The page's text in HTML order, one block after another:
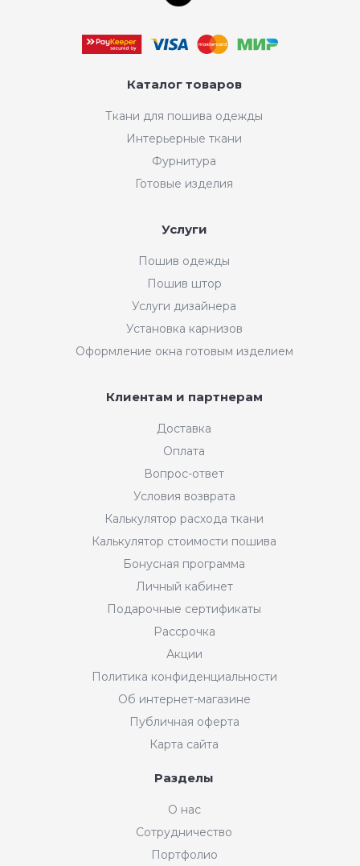
Каталог товаров
Ткани для пошива одежды
Интерьерные ткани
Фурнитура
Готовые изделия
Услуги
Пошив одежды
Пошив штор
Услуги дизайнера
Установка карнизов
Оформление окна готовым изделием
Клиентам и партнерам
Доставка
Оплата
Вопрос-ответ
Условия возврата
Калькулятор расхода ткани
Калькулятор стоимости пошива
Бонусная программа
Личный кабинет
Подарочные сертификаты
Рассрочка
Акции
Политика конфиденциальности
Об интернет-магазине
Публичная оферта
Карта сайта
Разделы
О нас
Сотрудничество
Портфолио